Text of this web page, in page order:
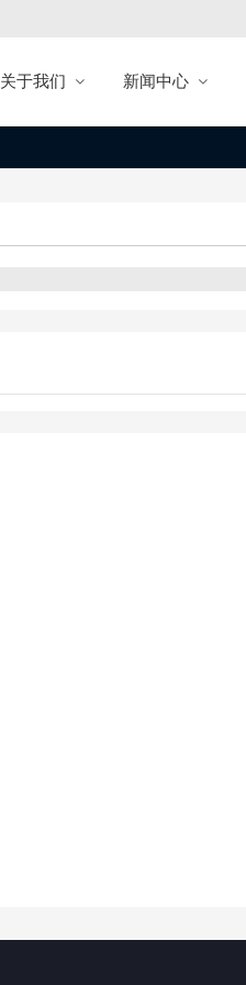
关于我们 新闻中心